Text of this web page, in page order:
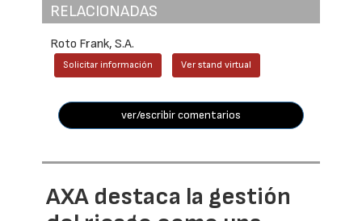
RELACIONADAS
Roto Frank, S.A.
Solicitar información Ver stand virtual
ver/escribir comentarios
AXA destaca la gestión